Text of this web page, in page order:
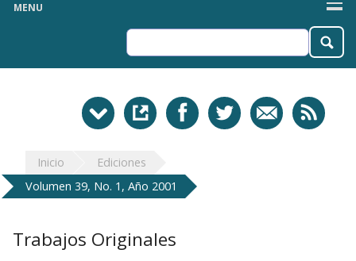
MENU
Inicio
Ediciones
Volumen 39, No. 1, Año 2001
Trabajos Originales